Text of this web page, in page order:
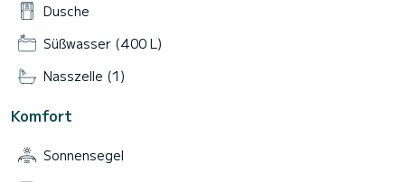
Dusche
Süßwasser (400 L)
Nasszelle (1)
Komfort
Sonnensegel